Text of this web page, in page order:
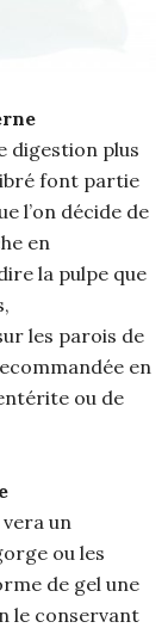
digestion plus
font partie
l’on décide de
en
la pulpe que
les parois de
en
ou de
un
ou les
de gel une
le conservant